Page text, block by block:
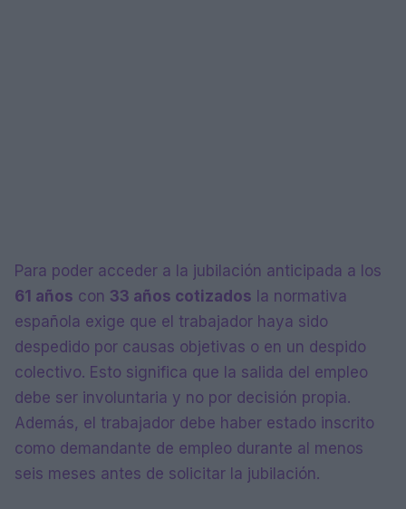
Para poder acceder a la jubilación anticipada a los
61 años con 33 años cotizados la normativa
española exige que el trabajador haya sido
despedido por causas objetivas o en un despido
colectivo. Esto significa que la salida del empleo
debe ser involuntaria y no por decisión propia.
Además, el trabajador debe haber estado inscrito
como demandante de empleo durante al menos
seis meses antes de solicitar la jubilación.